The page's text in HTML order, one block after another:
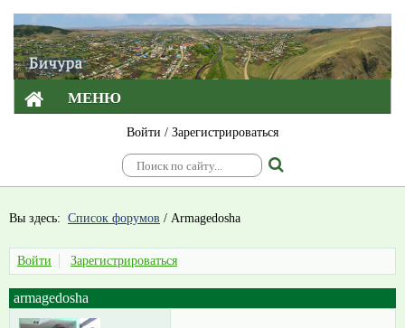
МЕНЮ
Войти / Зарегистрироваться
Вы здесь: Список форумов / Armagedosha
Войти Зарегистрироваться
armagedosha